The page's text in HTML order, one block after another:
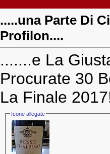
.....una Parte Di
Profilon....
.......e La
Procurate 30
La Finale
Icone allegate